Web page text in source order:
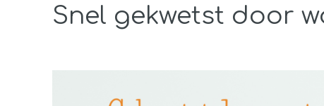
Snel gekwetst door